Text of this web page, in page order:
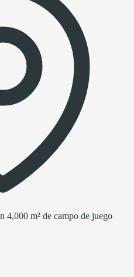
4,000 m² de campo de juego